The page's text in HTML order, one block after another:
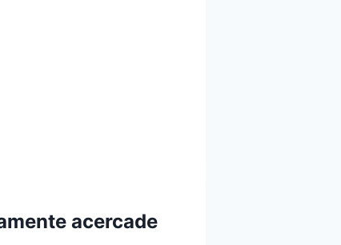
acercade